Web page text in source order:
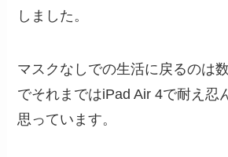
しました。
マスクなしでの生活に戻るのは
でそれまではiPad Air 4で耐え忍
思っています。